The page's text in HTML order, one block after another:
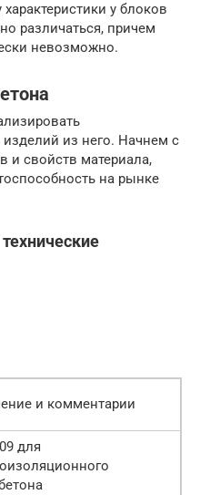
у блоков
различаться, причем
невозможно.
изделий из него. Начнем с
и свойств материала,
на рынке
и комментарии
для